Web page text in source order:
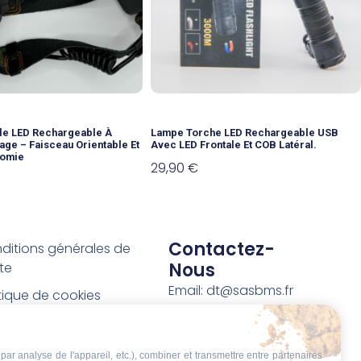
LED Rechargeable À
– Faisceau Orientable Et
Lampe Torche LED Rechargeable USB
Avec LED Frontale Et COB Latéral.
29,90€
générales de
de cookies
légales
Contactez-
Nous
Email: dt@sasbms.fr
analyse de l'appareil, etc.), combiner et transmettre entre partenaires